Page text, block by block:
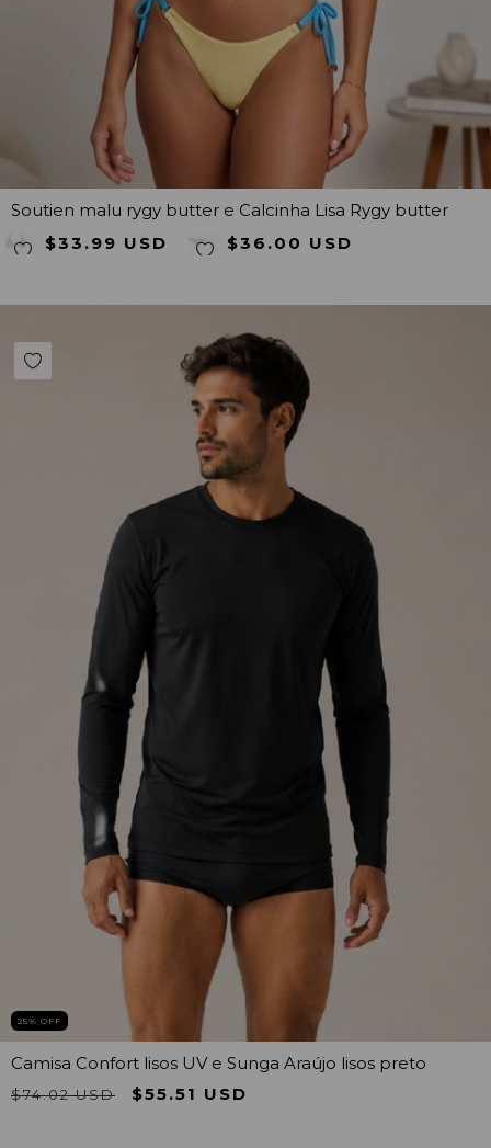
Soutien malu rygy butter e Calcinha Lisa Rygy butter
$33.99 USD
$36.00 USD
25% OFF
Camisa Confort lisos UV e Sunga Araújo lisos preto
$74.02 USD $55.51 USD